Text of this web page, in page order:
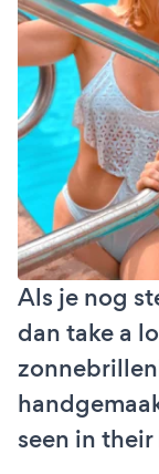
Als je nog
dan take a
seen in